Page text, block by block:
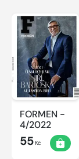
FORMEN -
4/2022
55Kč